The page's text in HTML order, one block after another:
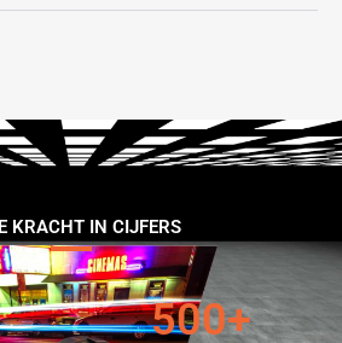
KRACHT IN CIJFERS
500+